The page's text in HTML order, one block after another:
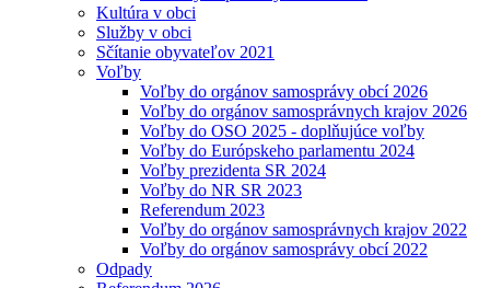
Kultúra v obci
Služby v obci
Sčítanie obyvateľov 2021
Voľby
Voľby do orgánov samosprávy obcí 2026
Voľby do orgánov samosprávnych krajov 2026
Voľby do OSO 2025 - doplňujúce voľby
Voľby do Európskeho parlamentu 2024
Voľby prezidenta SR 2024
Voľby do NR SR 2023
Referendum 2023
Voľby do orgánov samosprávnych krajov 2022
Voľby do orgánov samosprávy obcí 2022
Odpady